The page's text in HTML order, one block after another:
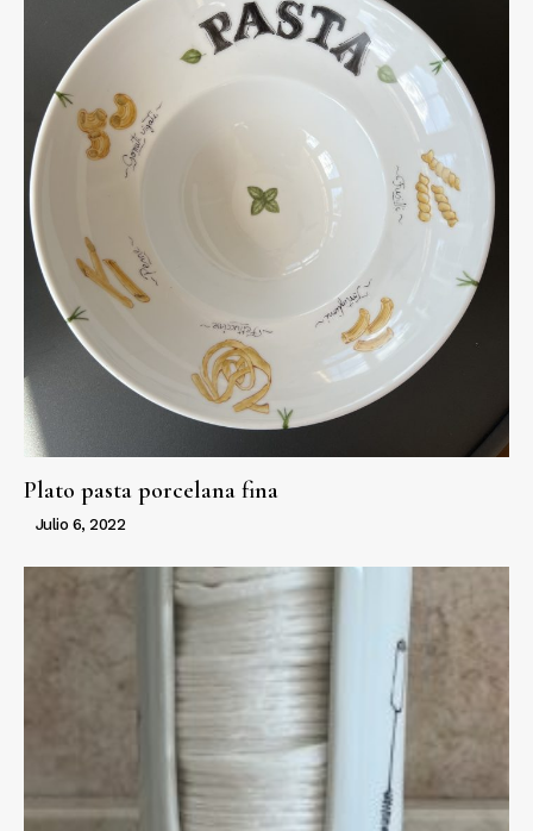
Plato pasta porcelana fina
Julio 6, 2022